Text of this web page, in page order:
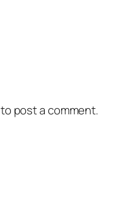
to post a comment.